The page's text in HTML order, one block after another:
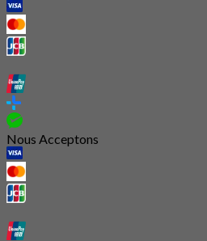
Nous Acceptons